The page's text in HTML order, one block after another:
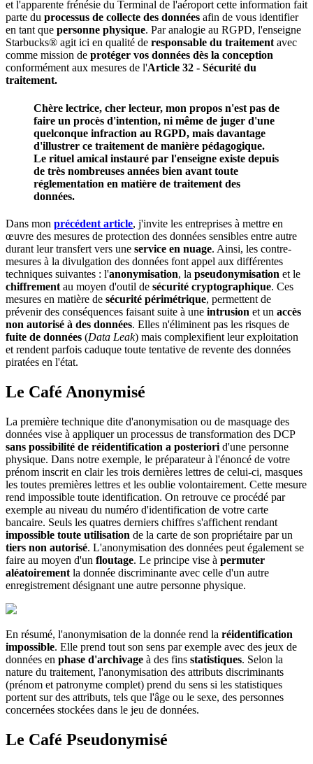
et l'apparente frénésie du Terminal de l'aéroport cette information fait
parte du processus de collecte des données afin de vous identifier
en tant que personne physique. Par analogie au RGPD, l'enseigne
Starbucks® agit ici en qualité de responsable du traitementavec
comme mission de protéger vos données dès la conception
conformément aux mesures de l'Article 32 - Sécurité du
traitement.
Chère lectrice, cher lecteur, mon propos n'est pas de
faire un procès d'intention, ni même de juger d'une
quelconque infraction au RGPD, mais davantage
d'illustrer ce traitement de manière pédagogique.
Le rituel amical instauré par l'enseigne existe depuis
de très nombreuses années bien avant toute
réglementation en matière de traitement des
données.
Dans mon précédent article, j'invite les entreprises à mettre en
œuvre des mesures de protection des données sensibles entre autre
durant leur transfert vers une service en nuage. Ainsi, les contre-
mesures à la divulgation des données font appel aux différentes
techniques suivantes : l'anonymisation, la pseudonymisation et le
chiffrement au moyen d'outil de sécurité cryptographique. Ces
mesures en matière de sécurité périmétrique, permettent de
prévenir des conséquences faisant suite à une intrusion et un accès
non autorisé à des données. Elles n'éliminent pas les risques de
fuite de données (Data Leak) mais complexifient leur exploitation
et rendent parfois caduque toute tentative de revente des données
piratées en l'état.
Le Café Anonymisé
La première technique dite d'anonymisation ou de masquage des
données vise à appliquer un processus de transformation des DCP
sans possibilité de réidentification a posteriori d'une personne
physique. Dans notre exemple, le préparateur à l'énoncé de votre
prénom inscrit en clair les trois dernières lettres de celui-ci, masques
les toutes premières lettres et les oublie volontairement. Cette mesure
rend impossible toute identification. On retrouve ce procédé par
exemple au niveau du numéro d'identification de votre carte
bancaire. Seuls les quatres derniers chiffres s'affichent rendant
impossible toute utilisation de la carte de son propriétaire par un
tiers non autorisé. L'anonymisation des données peut également se
faire au moyen d'un floutage. Le principe vise à permuter
aléatoirement la donnée discriminante avec celle d'un autre
enregistrement désignant une autre personne physique.
En résumé, l'anonymisation de la donnée rend la réidentification
impossible. Elle prend tout son sens par exemple avec des jeux de
données en phase d'archivage à des fins statistiques. Selon la
nature du traitement, l'anonymisation des attributs discriminants
(prénom et patronyme complet) prend du sens si les statistiques
portent sur des attributs, tels que l'âge ou le sexe, des personnes
concernées stockées dans le jeu de données.
Le Café Pseudonymisé